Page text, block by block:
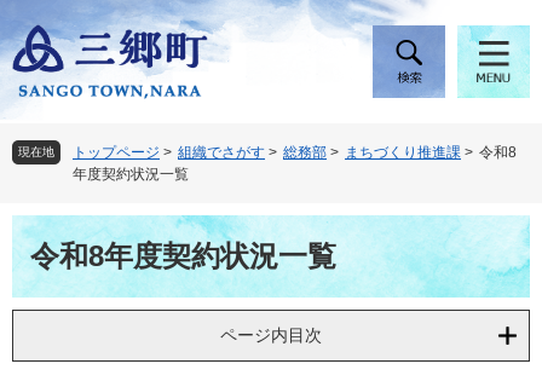
ー
ジ
頭
で
。
ニ
ュ
飛
ば
て
現在地 トップページ > 組織でさがす > 総務部 > まちづくり推進課 > 令和8
年度契約状況一覧
本
文令和8年度契約状況一覧
ページ内目次